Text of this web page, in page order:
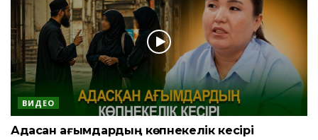
ВИДЕО
Адасқан ағымдардың көпнекелік кесірі